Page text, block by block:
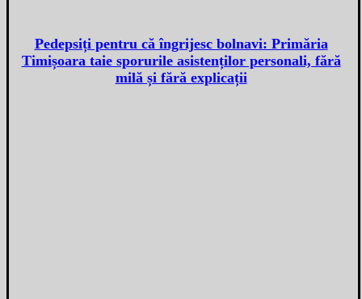
Pedepsiți pentru că îngrijesc bolnavi: Primăria
Timișoara taie sporurile asistenților personali, fără
milă și fără explicații